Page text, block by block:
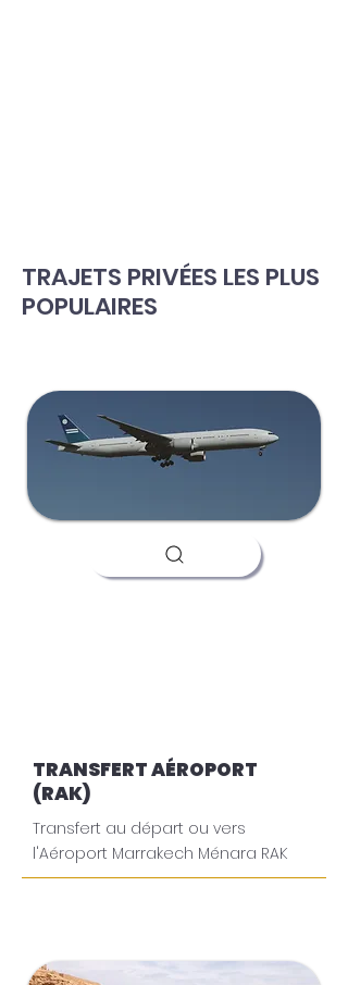
TRAJETS PRIVÉES LES PLUS
POPULAIRES
TRANSFERT AÉROPORT
(RAK)
Transfert au départ ou vers
l'Aéroport Marrakech Ménara RAK